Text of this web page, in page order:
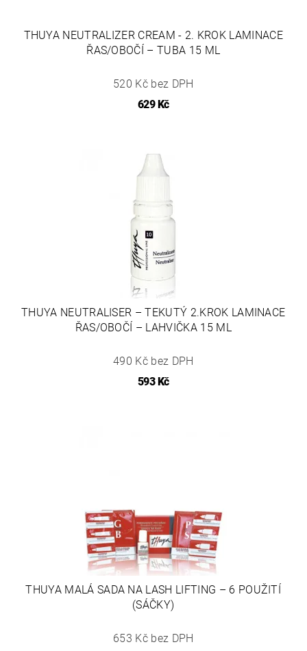
THUYA NEUTRALIZER CREAM - 2. KROK LAMINACE
ŘAS/OBOČÍ – TUBA 15 ML
520 Kč bez DPH
629 Kč
THUYA NEUTRALISER – TEKUTÝ 2.KROK LAMINACE
ŘAS/OBOČÍ – LAHVIČKA 15 ML
490 Kč bez DPH
593 Kč
THUYA MALÁ SADA NA LASH LIFTING – 6 POUŽITÍ
(SÁČKY)
653 Kč bez DPH